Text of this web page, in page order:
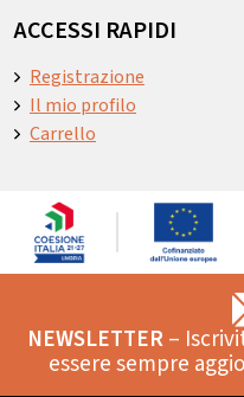
ACCESSI RAPIDI
Registrazione
Il mio profilo
Carrello
NEWSLETTER–
essere sempre